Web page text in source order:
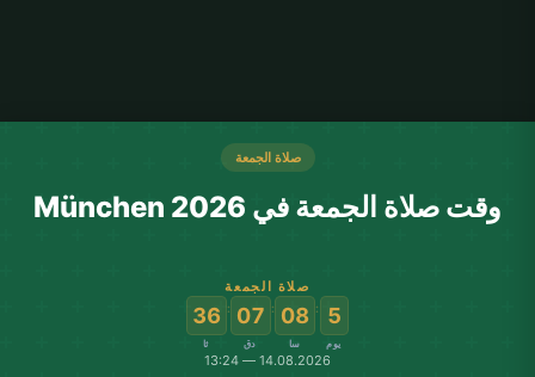
صلاة الجمعة
وقت صلاة الجمعة في München 2026
صلاة الجمعة
5
يوم
:
08
سا
:
07
دق
:
36
ثا
14.08.2026 — 13:24